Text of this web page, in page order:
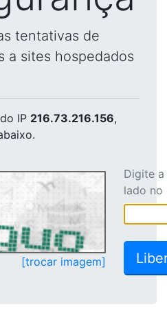
tentativas de
a sites hospedados
do IP 216.73.216.156,
[trocar imagem]
Digite
lado no